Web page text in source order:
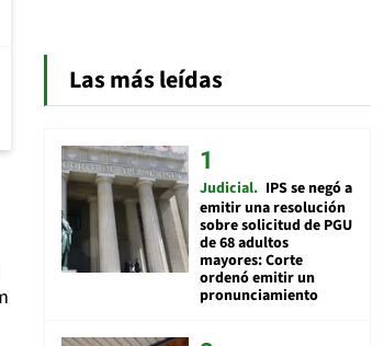
Las más leídas
Judicial IPS se negó a
emitir una resolución
sobre solicitud de PGU
de 68 adultos
mayores: Corte
ordenó emitir un
pronunciamiento